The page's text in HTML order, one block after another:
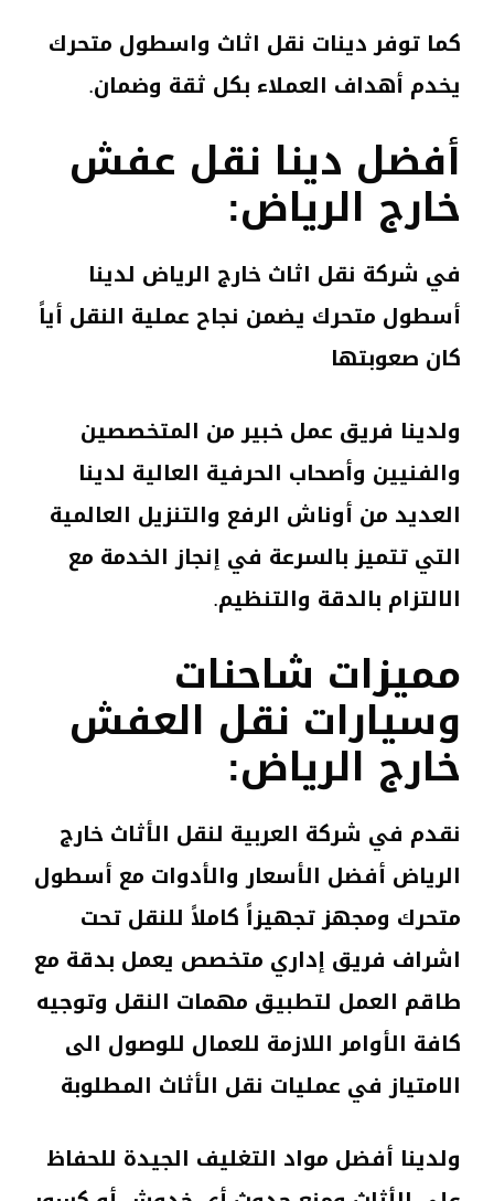
كما توفر دينات نقل اثاث واسطول متحرك
يخدم أهداف العملاء بكل ثقة وضمان.
أفضل دينا نقل عفش
خارج الرياض:
في شركة نقل اثاث خارج الرياض لدينا
أسطول متحرك يضمن نجاح عملية النقل أياً
كان صعوبتها
ولدينا فريق عمل خبير من المتخصصين
والفنيين وأصحاب الحرفية العالية لدينا
العديد من أوناش الرفع والتنزيل العالمية
التي تتميز بالسرعة في إنجاز الخدمة مع
الالتزام بالدقة والتنظيم.
مميزات شاحنات
وسيارات نقل العفش
خارج الرياض:
نقدم في شركة العربية لنقل الأثاث خارج
الرياض أفضل الأسعار والأدوات مع أسطول
متحرك ومجهز تجهيزاً كاملاً للنقل تحت
اشراف فريق إداري متخصص يعمل بدقة مع
طاقم العمل لتطبيق مهمات النقل وتوجيه
كافة الأوامر اللازمة للعمال للوصول الى
الامتياز في عمليات نقل الأثاث المطلوبة
ولدينا أفضل مواد التغليف الجيدة للحفاظ